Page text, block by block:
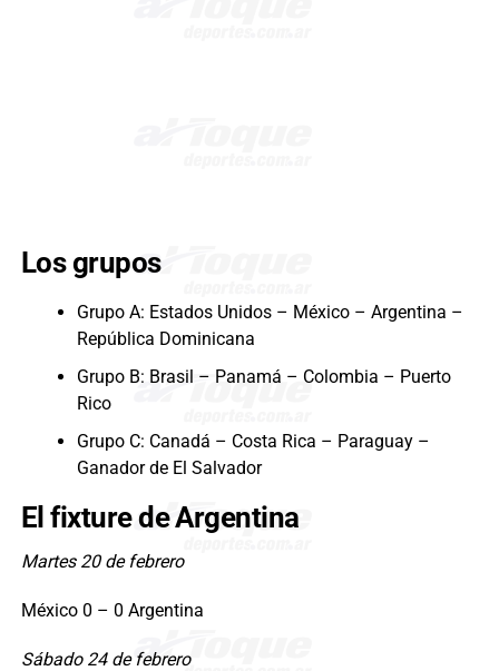
Los grupos
Grupo A: Estados Unidos – México – Argentina –
República Dominicana
Grupo B: Brasil – Panamá – Colombia – Puerto
Rico
Grupo C: Canadá – Costa Rica – Paraguay –
Ganador de El Salvador
El fixture de Argentina
Martes 20 de febrero
México 0 – 0 Argentina
Sábado 24 de febrero